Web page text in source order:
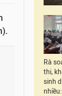
Rà
thi,
sinh